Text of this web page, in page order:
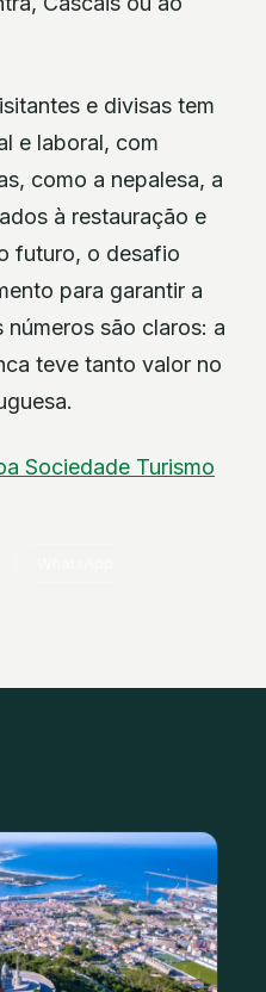
e divisas tem
e laboral, com
como a nepalesa, a
à restauração e
futuro, o desafio
para garantir a
são claros: a
teve tanto valor no
Sociedade Turismo